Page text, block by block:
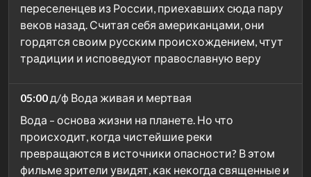
переселенцев из России, приехавших сюда пару
веков назад. Считая себя американцами, они
гордятся своим русским происхождением, чтут
традиции и исповедуют православную веру
05:00д/ф Вода живая и мертвая
Вода – основа жизни на планете. Но что
происходит, когда чистейшие реки
превращаются в источники опасности? В этом
фильме зрители увидят, как некогда священные и